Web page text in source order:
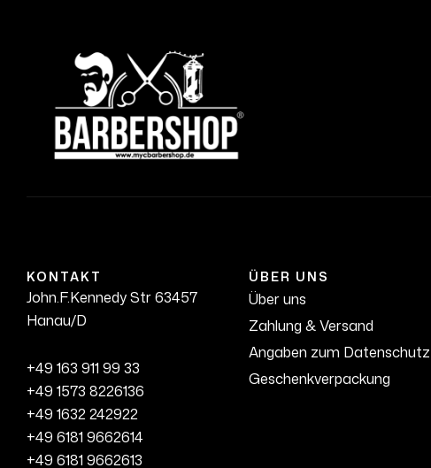
KONTAKT
John.F.Kennedy Str 63457
Hanau/D
+49 163 911 99 33
+49 1573 8226136
+49 1632 242922
+49 6181 9662614
+49 6181 9662613
ÜBER UNS
Über uns
Zahlung & Versand
Angaben zum Datenschutz
Geschenkverpackung